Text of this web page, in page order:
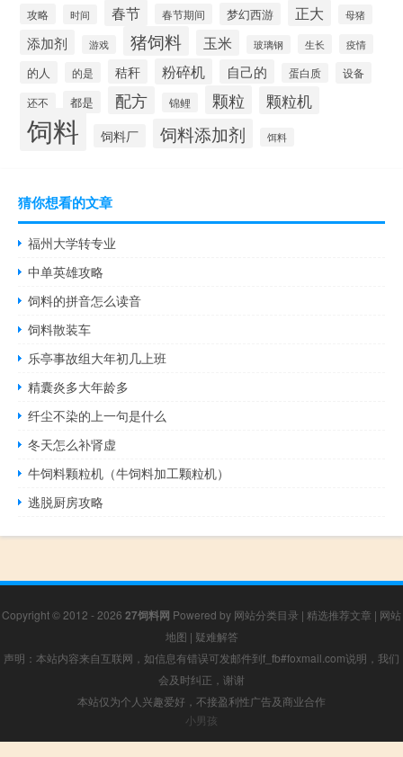
攻略 时间 春节 春节期间 梦幻西游 正大 母猪
添加剂 游戏 猪饲料 玉米 玻璃钢 生长 疫情
的人 的是 秸秆 粉碎机 自己的 蛋白质 设备
还不 都是 配方 锦鲤 颗粒 颗粒机
饲料 饲料厂 饲料添加剂 饵料
猜你想看的文章
福州大学转专业
中单英雄攻略
饲料的拼音怎么读音
饲料散装车
乐亭事故组大年初几上班
精囊炎多大年龄多
纤尘不染的上一句是什么
冬天怎么补肾虚
牛饲料颗粒机（牛饲料加工颗粒机）
逃脱厨房攻略
Copyright © 2012 - 2026 27饲料网 Powered by 网站分类目录 | 精选推荐文章 | 网站
地图 | 疑难解答
声明：本站内容来自互联网，如信息有错误可发邮件到f_fb#foxmail.com说明，我们
会及时纠正，谢谢
本站仅为个人兴趣爱好，不接盈利性广告及商业合作
小男孩